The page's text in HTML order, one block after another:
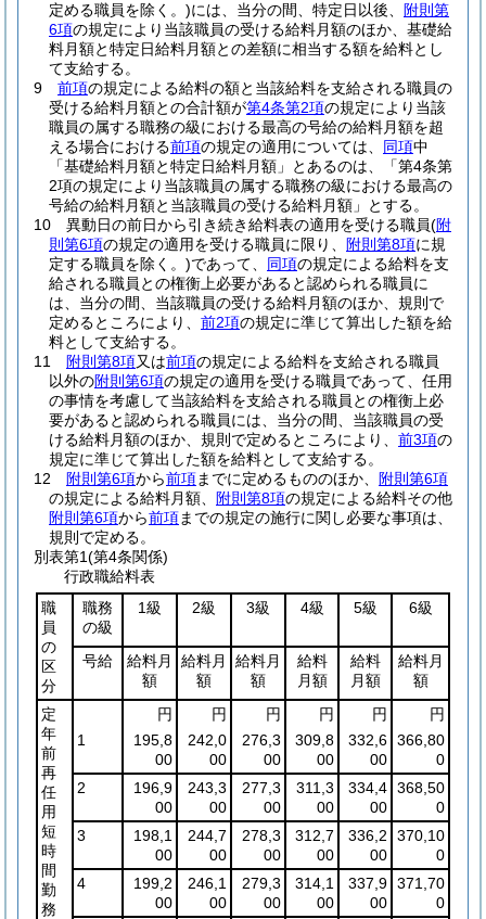
定める職員を除く。)には、当分の間、特定日以後、
附則第
6項の規定により当該職員の受ける給料月額のほか、基礎給
料月額と特定日給料月額との差額に相当する額を給料とし
て支給する。
9
前項の規定による給料の額と当該給料を支給される職員の
受ける給料月額との合計額が第4条第2項の規定により当該
職員の属する職務の級における最高の号給の給料月額を超
える場合における前項の規定の適用については、 同項中
「基礎給料月額と特定日給料月額」とあるのは、「第4条第
2項の規定により当該職員の属する職務の級における最高の
号給の給料月額と当該職員の受ける給料月額」とする。
10
異動日の前日から引き続き給料表の適用を受ける職員(附
則第6項の規定の適用を受ける職員に限り、 附則第8項に規
定する職員を除く。)であって、 同項の規定による給料を支
給される職員との権衡上必要があると認められる職員に
は、当分の間、当該職員の受ける給料月額のほか、規則で
定めるところにより、 前2項の規定に準じて算出した額を給
料として支給する。
11
附則第8項又は前項の規定による給料を支給される職員
以外の附則第6項の規定の適用を受ける職員であって、任用
の事情を考慮して当該給料を支給される職員との権衡上必
要があると認められる職員には、当分の間、当該職員の受
ける給料月額のほか、規則で定めるところにより、 前3項の
規定に準じて算出した額を給料として支給する。
12
附則第6項から前項までに定めるもののほか、
附則第6項
の規定による給料月額、
附則第8項の規定による給料その他
附則第6項から前項までの規定の施行に関し必要な事項は、
規則で定める。
別表第1(第4条関係)
行政職給料表
職
員
の
区
分
職務
の級
1級 2級 3級 4級 5級 6級
号給
給料月
額
給料月
額
給料月
額
給料
月額
給料
月額
給料月
額
定
年
前
再
任
用
短
時
間
勤
務
円 円 円 円 円
円
1
195,8
00
242,0
00
276,3
00
309,8
00
332,6
00
366,80
0
2
196,9
00
243,3
00
277,3
00
311,3
00
334,4
00
368,50
0
3
198,1
00
244,7
00
278,3
00
312,7
00
336,2
00
370,10
0
4
199,2
00
246,1
00
279,3
00
314,1
00
337,9
00
371,70
0